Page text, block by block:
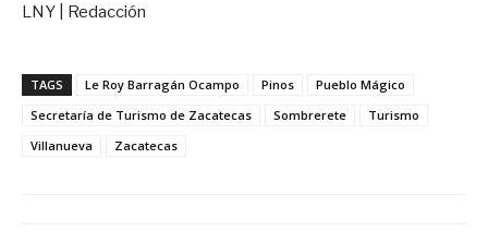
LNY | Redacción
TAGS Le Roy Barragán Ocampo Pinos
Pueblo Mágico
Secretaría de Turismo de Zacatecas
Sombrerete
Turismo
Villanueva
Zacatecas